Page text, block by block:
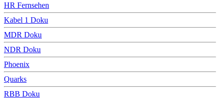
HR Fernsehen
Kabel 1 Doku
MDR Doku
NDR Doku
Phoenix
Quarks
RBB Doku